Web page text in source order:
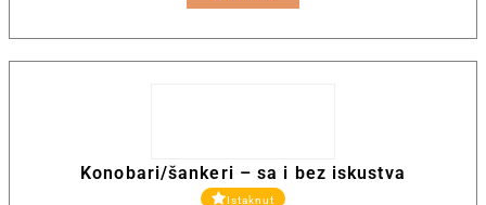
Konobari/šankeri – sa i bez iskustva
Istaknut